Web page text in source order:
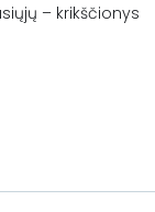
– krikščionys